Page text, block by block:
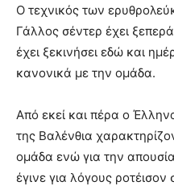
Ο τεχνικός των
Γάλλος σέντερ έχει
έχει ξεκινήσει εδώ και
κανονικά με την ομάδα.
Από εκεί και πέρα ο
της Βαλένθια
ομάδα ενώ για την
έγινε για λόγους